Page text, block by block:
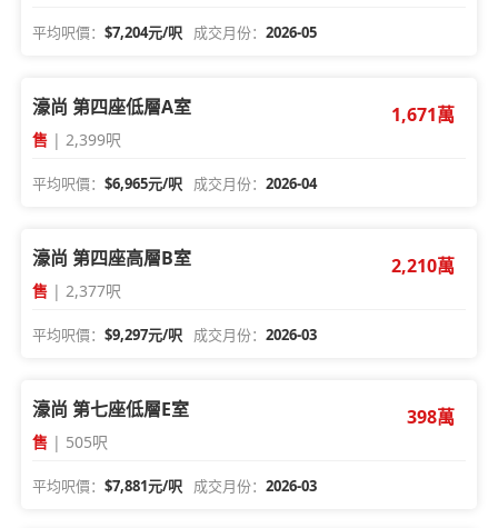
平均呎價：$7,204元/呎 成交月份：2026-05
濠尚 第四座低層A室
售 | 2,399呎
1,671萬
平均呎價：$6,965元/呎 成交月份：2026-04
濠尚 第四座高層B室
售 | 2,377呎
2,210萬
平均呎價：$9,297元/呎 成交月份：2026-03
濠尚 第七座低層E室
售 | 505呎
398萬
平均呎價：$7,881元/呎 成交月份：2026-03